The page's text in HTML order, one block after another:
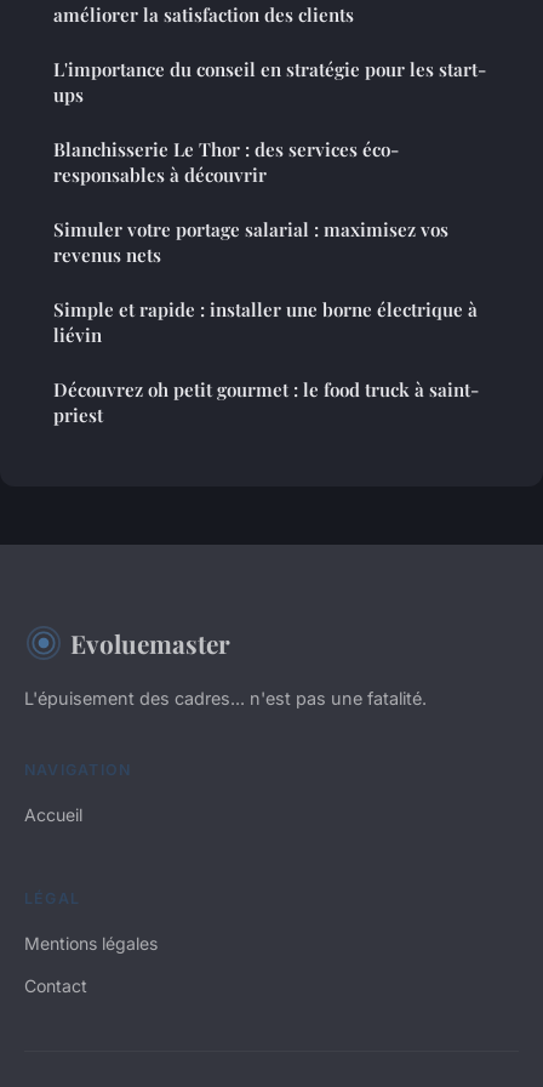
améliorer la satisfaction des clients
L'importance du conseil en stratégie pour les start-
ups
Blanchisserie Le Thor : des services éco-
responsables à découvrir
Simuler votre portage salarial : maximisez vos
revenus nets
Simple et rapide : installer une borne électrique à
liévin
Découvrez oh petit gourmet : le food truck à saint-
priest
Evoluemaster
L'épuisement des cadres... n'est pas une fatalité.
NAVIGATION
Accueil
LÉGAL
Mentions légales
Contact